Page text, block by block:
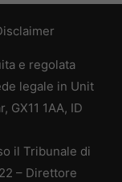
e regolata
legale in Unit
GX11 1AA, ID
il Tribunale di
– Direttore